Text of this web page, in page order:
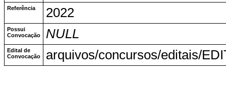
Referência
2022
Possui
Convocação
NULL
Edital de
Convocação
arquivos/concursos/editais/